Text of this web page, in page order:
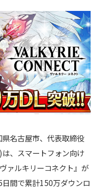
名古屋市、代表取締役
、スマートフォン向け
ァルキリーコネクト』が
間で累計150万ダウンロ